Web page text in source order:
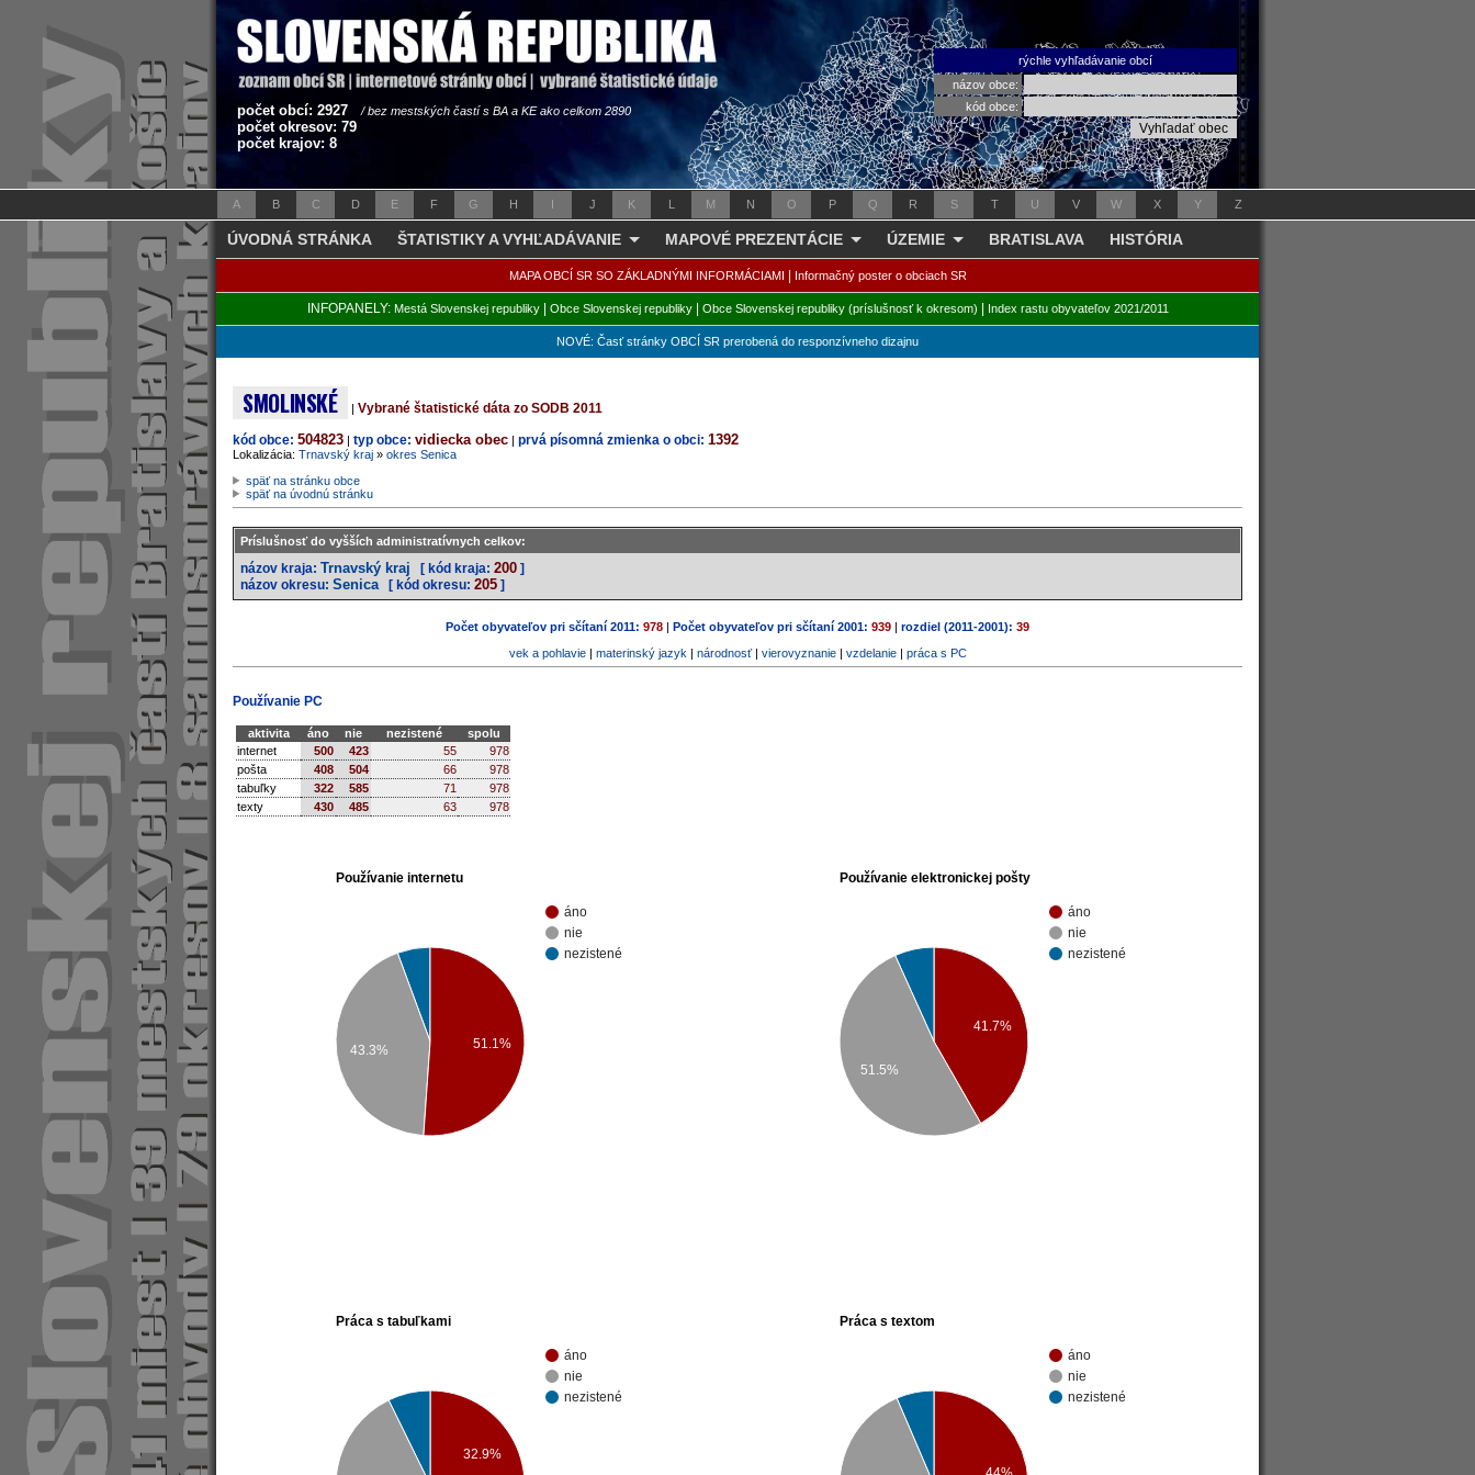
počet obcí: 2927 / bez mestských častí s BA a KE ako celkom 2890
počet okresov: 79
počet krajov: 8
rýchle vyhľadávanie obcí
názov obce:
kód obce:
A B C D E F G H I J K L M N O P Q R S T U V W X Y Z
ÚVODNÁ STRÁNKA ŠTATISTIKY A VYHĽADÁVANIE MAPOVÉ PREZENTÁCIE ÚZEMIE BRATISLAVA HISTÓRIA
MAPA OBCÍ SR SO ZÁKLADNÝMI INFORMÁCIAMI Informačný poster o obciach SR
INFOPANELY: Mestá Slovenskej republiky| Obce Slovenskej republiky| Obce Slovenskej republiky (príslušnosť k okresom) Index rastu obyvateľov 2021/2011
NOVÉ: Časť stránky OBCÍ SR prerobená do responzívneho dizajnu
SMOLINSKÉ | Vybrané štatistické dáta zo SODB 2011
kód obce: 504823 | typ obce: vidiecka obec | prvá písomná zmienka o obci: 1392
Lokalizácia: Trnavský kraj » okres Senica
späť na stránku obce
späť na úvodnú stránku
Príslušnosť do vyšších administratívnych celkov:
názov kraja: Trnavský kraj [ kód kraja: 200 ]
názov okresu: Senica [ kód okresu: 205 ]
Počet obyvateľov pri sčítaní 2011: 978 | Počet obyvateľov pri sčítaní 2001: 939 | rozdiel (2011-2001): 39
vek a pohlavie| materinský jazyk | národnosť| vierovyznanie| vzdelanie| práca s PC
Používanie PC
aktivita áno nie nezistené
spolu
internet
500 423 55
978
pošta
408 504 66
978
tabuľky
322 585 71
978
texty
430 485 63 978
Používanie internetu
áno
nie
nezistené
43.3% 51.1%
Používanie elektronickej pošty
áno
nie
nezistené
41.7%
51.5%
Práca s tabuľkami
áno
nie
nezistené
32.9%
Práca s textom
áno
nie
nezistené